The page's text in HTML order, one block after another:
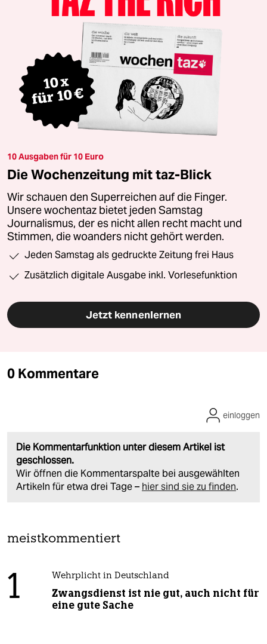
10 Ausgaben für 10 Euro
Die Wochenzeitung mit taz-Blick
Wir schauen den Superreichen auf die Finger.
Unsere wochentaz bietet jeden Samstag
Journalismus, der es nicht allen recht macht und
Stimmen, die woanders nicht gehört werden.
Jeden Samstag als gedruckte Zeitung frei Haus
Zusätzlich digitale Ausgabe inkl. Vorlesefunktion
Jetzt kennenlernen
0 Kommentare
Die Kommentarfunktion unter diesem Artikel ist
geschlossen.
Wir öffnen die Kommentarspalte bei ausgewählten
Artikeln für etwa drei Tage – hier sind sie zu finden.
einloggen
meistkommentiert
1 Wehrplicht in Deutschland
Zwangsdienst ist nie gut, auch nicht für
eine gute Sache